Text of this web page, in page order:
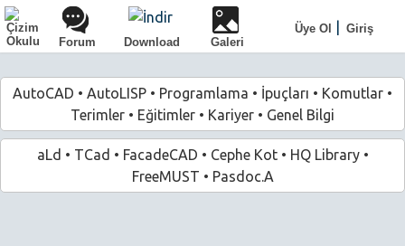
Üye Ol
Giriş
Forum
Download Galeri
AutoCAD • AutoLISP • Programlama • İpuçları • Komutlar •
Terimler • Eğitimler • Kariyer • Genel Bilgi
aLd • TCad • FacadeCAD • Cephe Kot• HQ Library•
FreeMUST • Pasdoc.A